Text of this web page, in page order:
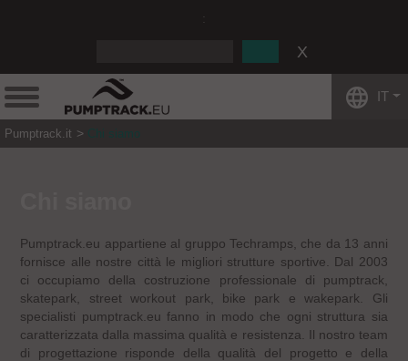
IT
Pumptrack.it Chi siamo
Pumptrack.eu appartiene al gruppo Techramps, che da 13 anni
fornisce alle nostre città le migliori strutture sportive. Dal 2003
ci occupiamo della costruzione professionale di pumptrack,
skatepark, street workout park, bike park e wakepark. Gli
specialisti pumptrack.eu fanno in modo che ogni struttura sia
caratterizzata dalla massima qualità e resistenza. Il nostro team
di progettazione risponde della qualità del progetto e della